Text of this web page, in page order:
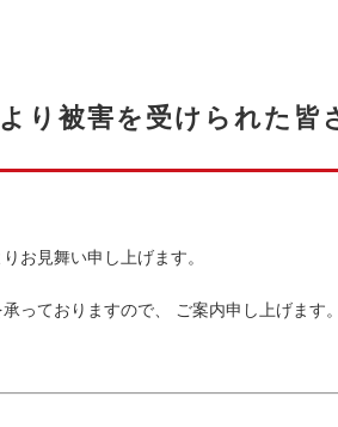
り被害を受けられた皆
お見舞い申し上げます。
っておりますので、 ご案内申し上げます。